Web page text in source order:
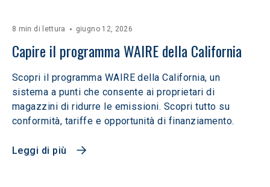
8 min di lettura giugno 12, 2026
Capire il programma WAIRE della California
Scopri il programma WAIRE della California, un
sistema a punti che consente ai proprietari di
magazzini di ridurre le emissioni. Scopri tutto su
conformità, tariffe e opportunità di finanziamento.
Leggi di più